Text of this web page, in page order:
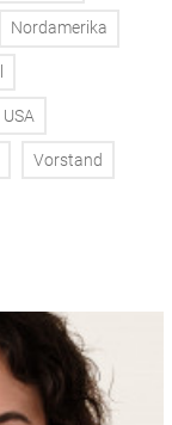
Nordamerika
USA
Vorstand